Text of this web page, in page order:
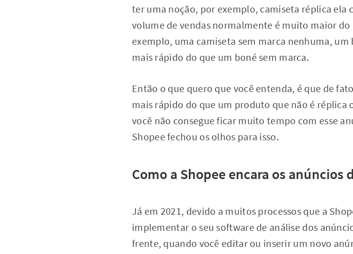
ter uma noção, por exemplo, camiseta réplica ela
volume de vendas normalmente é muito maior
exemplo, uma camiseta sem marca nenhuma,
mais rápido do que um boné sem marca.
Então o que quero que você entenda, é que de
mais rápido do que um produto que não é
você não consegue ficar muito tempo com esse
Shopee fechou os olhos para isso.
Como a Shopee encara os anúncios
Já em 2021, devido a muitos processos que a
implementar o seu software de análise dos
frente, quando você editar ou inserir um novo